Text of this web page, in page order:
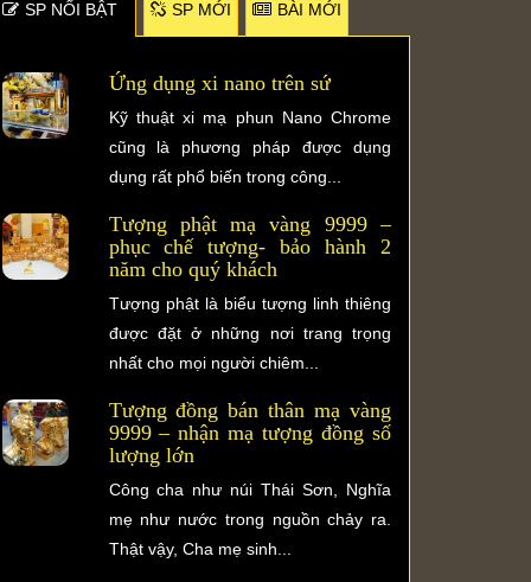
SP NỐI BẬT SP MỚI BÀI MỚI
Ứng dụng xi nano trên sứ
Kỹ thuật xi mạ phun Nano Chrome
cũng là phương pháp được dụng
dụng rất phổ biến trong công...
Tượng phật mạ vàng 9999 –
phục chế tượng- bảo hành 2
năm cho quý khách
Tượng phật là biểu tượng linh thiêng
được đặt ở những nơi trang trọng
nhất cho mọi người chiêm...
Tượng đồng bán thân mạ vàng
9999 – nhận mạ tượng đồng số
lượng lớn
Công cha như núi Thái Sơn, Nghĩa
mẹ như nước trong nguồn chảy ra.
Thật vậy, Cha mẹ sinh...